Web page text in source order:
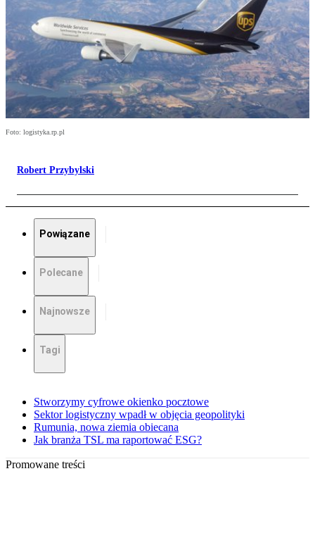
Foto: logistyka.rp.pl
Robert Przybylski
Powiązane
Polecane
Najnowsze
Tagi
Stworzymy cyfrowe okienko pocztowe
Sektor logistyczny wpadł w objęcia geopolityki
Rumunia, nowa ziemia obiecana
Jak branża TSL ma raportować ESG?
Promowane treści